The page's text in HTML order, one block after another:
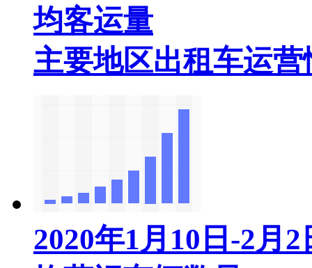
均客运量
主要地区出租车运营
2020年1月10日-2月